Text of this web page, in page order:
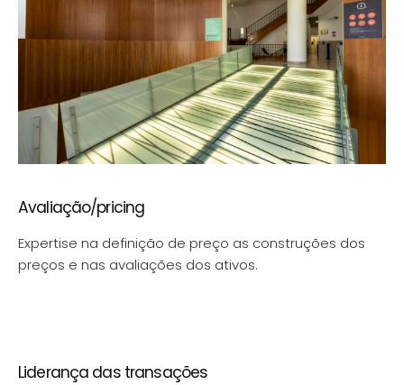
Avaliação/pricing
Expertise na definição de preço as construções dos
preços e nas avaliações dos ativos.
Liderança das transações